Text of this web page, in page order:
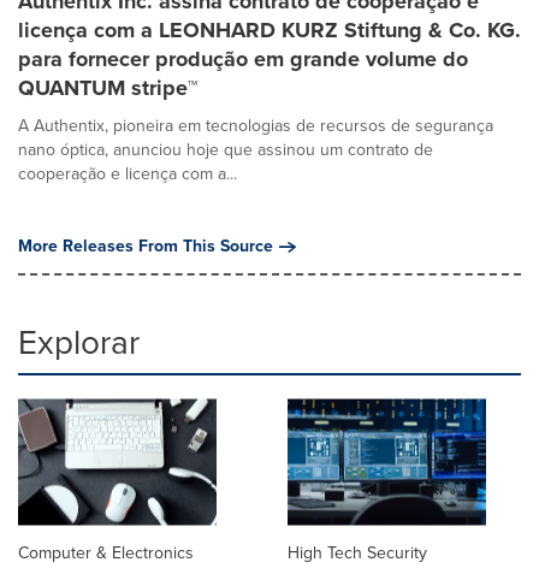
licença com a LEONHARD KURZ Stiftung & Co. KG.
para fornecer produção em grande volume do
QUANTUM stripe™
A Authentix, pioneira em tecnologias de recursos de segurança
nano óptica, anunciou hoje que assinou um contrato de
cooperação e licença com a...
More Releases From This Source
Explorar
Computer & Electronics High Tech Security